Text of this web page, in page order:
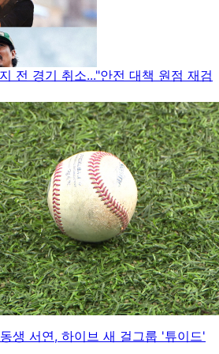
전 경기 취소..."안전 대책 원점 재검
생 서연, 하이브 새 걸그룹 '튜이드'